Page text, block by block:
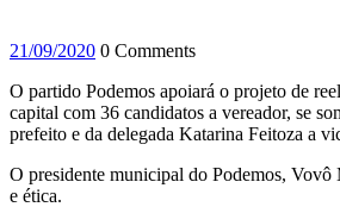
21/09/2020 0 Comments
O partido Podemos apoiará o projeto de
capital com 36 candidatos a vereador, se
prefeito e da delegada Katarina Feitoza a
O presidente municipal do Podemos, Vovô
e ética.